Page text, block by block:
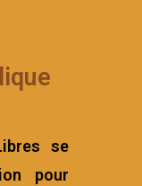
se
pour